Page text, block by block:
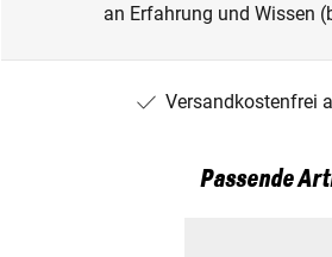
an Erfahrung und Wissen
Versandkostenfrei
Passende